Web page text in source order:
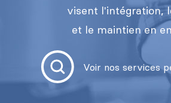
visent l'intégration,
et le maintien en
Voir nos services